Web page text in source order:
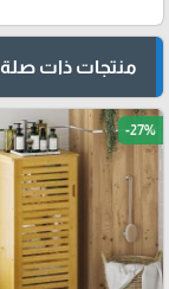
منتجات ذات صلة
-27%